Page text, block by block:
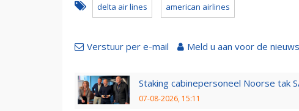
delta air lines american airlines
Verstuur per e-mail Meld u aan voor de
Staking cabinepersoneel Noorse tak
07-08-2026, 15:11